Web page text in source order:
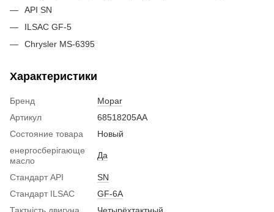
API SN
ILSAC GF-5
Chrysler MS-6395
Характеристики
Бренд
Mopar
Артикул
68518205AA
Состояние товара
Новый
енергосберігающе
масло
Да
Стандарт API
SN
Стандарт ILSAC
GF-6A